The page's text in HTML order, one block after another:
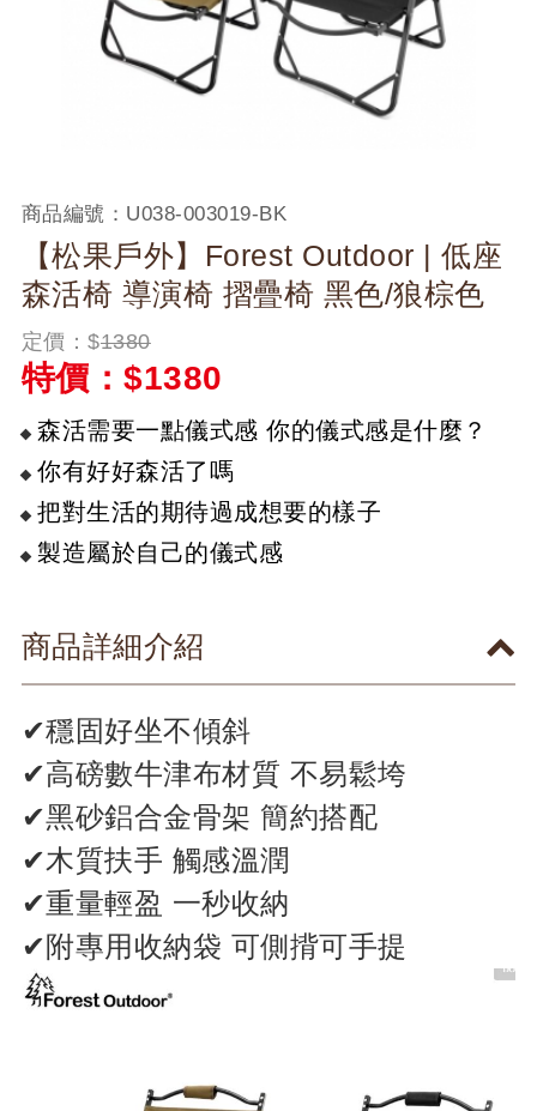
商品編號： U038-003019-BK
【松果戶外】Forest Outdoor | 低座
森活椅 導演椅 摺疊椅 黑色/狼棕色
定價：$1380
特價：$1380
森活需要一點儀式感 你的儀式感是什麼？
你有好好森活了嗎
把對生活的期待過成想要的樣子
製造屬於自己的儀式感
商品詳細介紹
✔穩固好坐不傾斜
✔高磅數牛津布材質 不易鬆垮
✔黑砂鋁合金骨架 簡約搭配
✔木質扶手 觸感溫潤
✔重量輕盈 一秒收納
✔附專用收納袋 可側揹可手提